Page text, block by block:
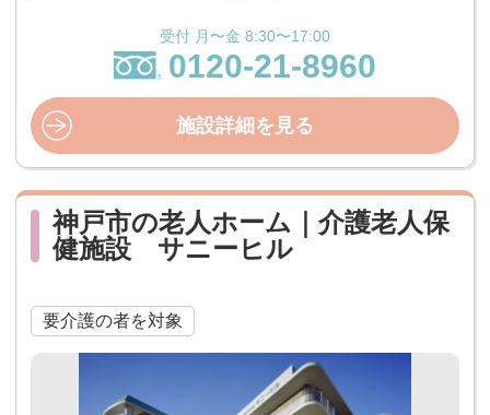
受付 月〜金 8:30〜17:00
0120-21-8960
施設詳細を見る
神戸市の老人ホーム｜介護老人保
健施設 サニーヒル
要介護の者を対象